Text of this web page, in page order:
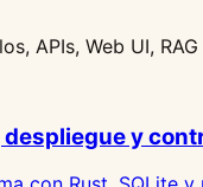
APIs, Web UI,
despliegue y